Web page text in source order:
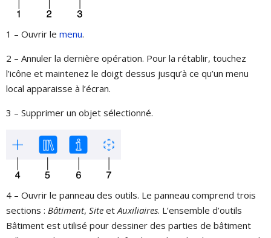
1 – Ouvrir le menu.
2 – Annuler la dernière opération. Pour la rétablir, touchez
l’icône et maintenez le doigt dessus jusqu’à ce qu’un menu
local apparaisse à l’écran.
3 – Supprimer un objet sélectionné.
4 – Ouvrir le panneau des outils. Le panneau comprend trois
sections : Bâtiment, Site etAuxiliaires. L’ensemble d’outils
Bâtiment est utilisé pour dessiner des parties de bâtiment